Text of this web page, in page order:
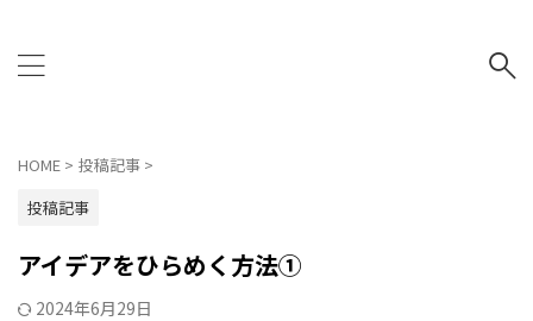
HOME > 投稿記事 >
投稿記事
アイデアをひらめく方法①
2024年6月29日